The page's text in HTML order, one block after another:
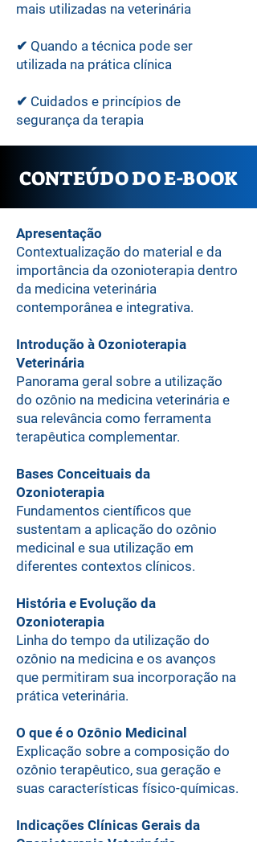
mais utilizadas na veterinária
✔ Quando a técnica pode ser
utilizada na prática clínica
✔ Cuidados e princípios de
segurança da terapia
CONTEÚDO DO E-BOOK
Apresentação
Contextualização do material e da
importância da ozonioterapia dentro
da medicina veterinária
contemporânea e integrativa.
Introdução à Ozonioterapia
Veterinária
Panorama geral sobre a utilização
do ozônio na medicina veterinária e
sua relevância como ferramenta
terapêutica complementar.
Bases Conceituais da
Ozonioterapia
Fundamentos científicos que
sustentam a aplicação do ozônio
medicinal e sua utilização em
diferentes contextos clínicos.
História e Evolução da
Ozonioterapia
Linha do tempo da utilização do
ozônio na medicina e os avanços
que permitiram sua incorporação na
prática veterinária.
O que é o Ozônio Medicinal
Explicação sobre a composição do
ozônio terapêutico, sua geração e
suas características físico-químicas.
Indicações Clínicas Gerais da